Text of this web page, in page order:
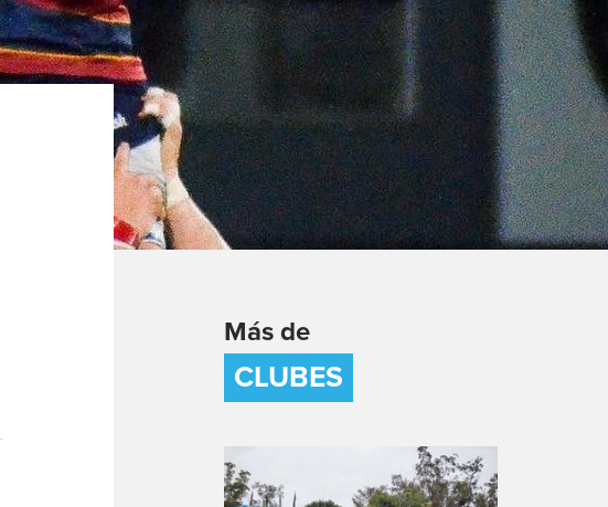
Más de
CLUBES